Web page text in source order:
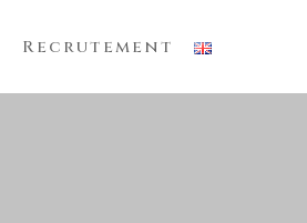
Recrutement